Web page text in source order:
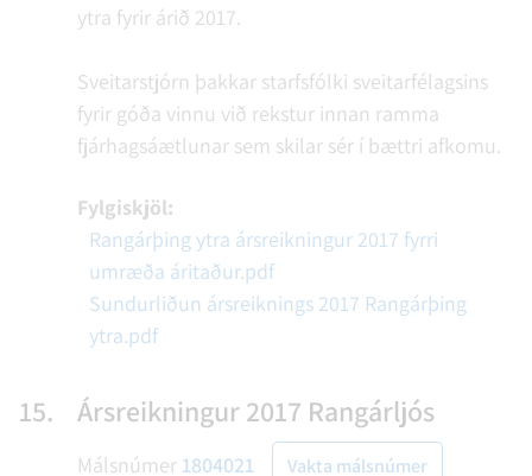
ytra fyrir árið 2017.
Sveitarstjórn þakkar starfsfólki sveitarfélagsins
fyrir góða vinnu við rekstur innan ramma
fjárhagsáætlunar sem skilar sér í bættri afkomu.
Fylgiskjöl:
Rangárþing ytra ársreikningur 2017 fyrri
umræða áritaður.pdf
Sundurliðun ársreiknings 2017 Rangárþing
ytra.pdf
15. Ársreikningur 2017 Rangárljós
Málsnúmer 1804021 Vakta málsnúmer